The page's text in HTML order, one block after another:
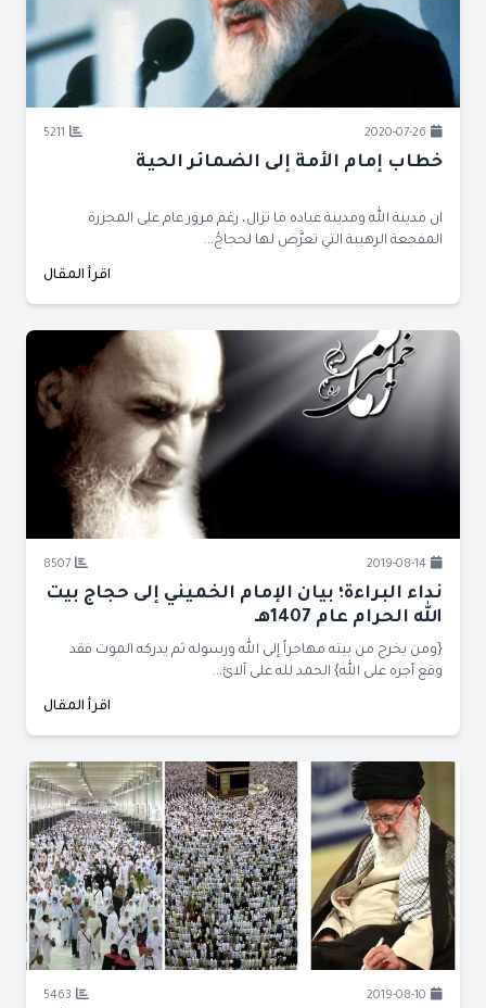
2020-07-26
5211
خطاب إمام الأمة إلى الضمائر الحية
ان مدينة الله ومدينة عباده ما تزال، رغم مرور عام على المجزرة
المفجعة الرهيبة التي تعرَّض لها لحجاجُ...
اقرأ المقال
2019-08-14
8507
نداء البراءة؛ بيان الإمام الخميني إلى حجاج بيت
الله الحرام عام 1407هـ
{ومن يخرج من بيته مهاجراً إلى الله ورسوله ثم يدركه الموت فقد
وقع أجره على الله} الحمد لله على آلائ...
اقرأ المقال
2019-08-10
5463